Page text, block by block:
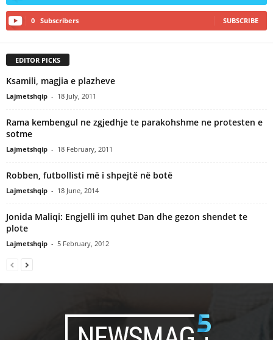
0 Subscribers SUBSCRIBE
EDITOR PICKS
Ksamili, magjia e plazheve
Lajmetshqip - 18 July, 2011
Rama kembengul ne zgjedhje te parakohshme ne protesten e
sotme
Lajmetshqip - 18 February, 2011
Robben, futbollisti më i shpejtë në botë
Lajmetshqip - 18 June, 2014
Jonida Maliqi: Engjelli im quhet Dan dhe gezon shendet te
plote
Lajmetshqip - 5 February, 2012